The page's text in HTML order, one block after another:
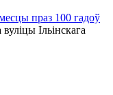
праз 100 гадоў
Ільінскага